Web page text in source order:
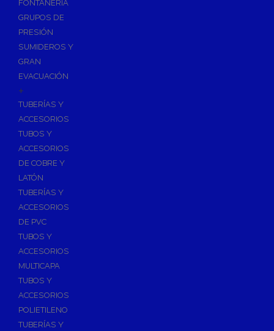
FONTANERÍA
GRUPOS DE
PRESIÓN
SUMIDEROS Y
GRAN
EVACUACIÓN
+
TUBERÍAS Y
ACCESORIOS
TUBOS Y
ACCESORIOS
DE COBRE Y
LATÓN
TUBERÍAS Y
ACCESORIOS
DE PVC
TUBOS Y
ACCESORIOS
MULTICAPA
TUBOS Y
ACCESORIOS
POLIETILENO
TUBERÍAS Y